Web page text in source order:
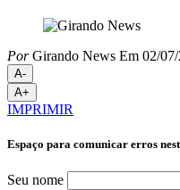
PorGirando News Em 02/
A-
A+
IMPRIMIR
Espaço para comunicar erros
Seu nome